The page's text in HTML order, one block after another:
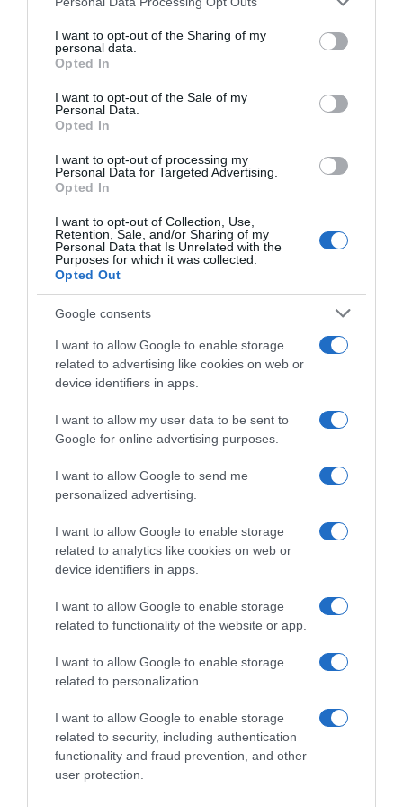
not limited to your visit or usage behaviour. You may click to
grant or deny consent to Google and its third-party tags to
use your data for below specified purposes in below Google
consent section.
I want to opt-out of the Sharing of my
personal data.
Opted In
I want to opt-out of the Sale of my
Personal Data.
Opted In
I want to opt-out of processing my
Personal Data for Targeted Advertising.
Opted In
I want to opt-out of Collection, Use,
Retention, Sale, and/or Sharing of my
Personal Data that Is Unrelated with the
Purposes for which it was collected.
Opted Out
Google consents
I want to allow Google to enable storage
related to advertising like cookies on web or
device identifiers in apps.
I want to allow my user data to be sent to
Google for online advertising purposes.
I want to allow Google to send me
personalized advertising.
I want to allow Google to enable storage
related to analytics like cookies on web or
device identifiers in apps.
I want to allow Google to enable storage
related to functionality of the website or app.
I want to allow Google to enable storage
related to personalization.
I want to allow Google to enable storage
related to security, including authentication
functionality and fraud prevention, and other
user protection.
ενεργειακό μέλλον της
νησιωτικής Ελλάδας
Ο Άγιος Ευστράτιος αποτελεί πλέον ένα
ζωντανό παράδειγμα του τρόπου με τον
οποίο η τεχνολογία, η καινοτομία και η
οδηγήσουν σε ένα πιο καθαρό και
ανθεκτικό
ενεργειακό σύστημα.
Το έργο «Άη Στράτης – Πράσινο Νησί»
νησιών δεν αποτελεί μακρινό στόχο, αλλά μια
πραγματικότητα που μπορεί να επιτευχθεί
αποθήκευσης και προηγμένων συστημάτων
ΔΙΑΦΗΜΙΣΗ
Με την εμπειρία που αποκτήθηκε, ο ΔΕΔΔΗΕ
ενισχύει τον ρόλο του ως βασικού παράγοντα